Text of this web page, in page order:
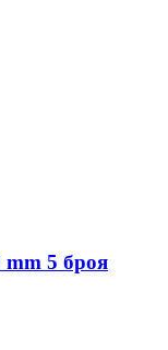
5 броя